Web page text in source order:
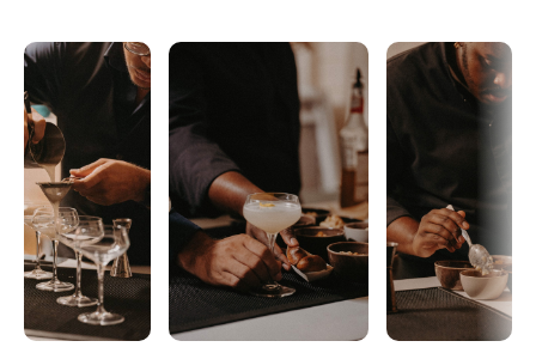
Laissez-vous surprendre par des accords subtils, des
textures variées et des créations audacieuses dans
une ambiance élégante et conviviale sur les toits de
Pointe-à-Pitre.
Un voyage sensoriel, un menu a l'aveugle où chaque
gorgée et chaque bouchée révèlent l’essence pure
d’un produit sublimé avec créativité.
Date : 5 Aout 2026 à 18h30